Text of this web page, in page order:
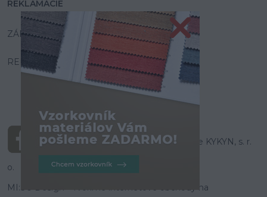
REKLAMÁCIE
ZÁRUKA A SERVIS
REKLAMAČNÝ PORIADOK
© Všetky práva vyhradené pre KYKYN, s. r.
o.
MI:SU Design- Tvoríme internetové obchody na